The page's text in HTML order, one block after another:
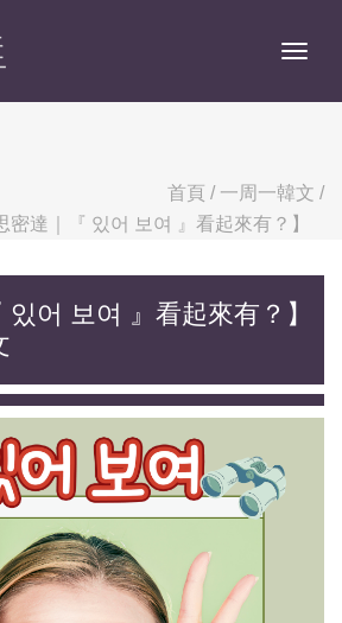
首頁 / 一周一韓文 /
密達｜『 있어 보여 』看起來有？】⠀
있어 보여 』看起來有？】